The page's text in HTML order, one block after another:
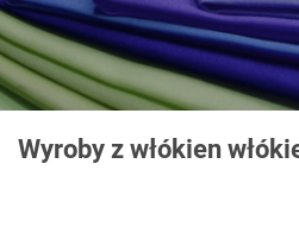
Wyroby z włókien